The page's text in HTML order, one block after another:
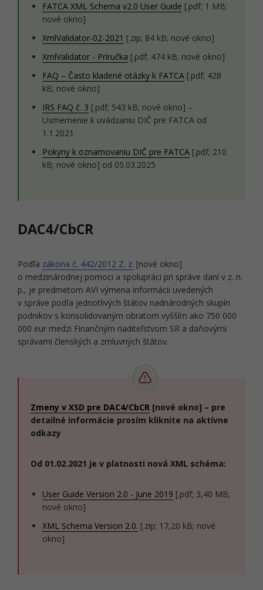
FATCA XML Schema v2.0 User Guide [.pdf; 1 MB;
nové okno]
XmlValidator-02-2021 [.zip; 84 kB; nové okno]
XmlValidator - Príručka [.pdf; 474 kB; nové okno]
FAQ – Často kladené otázky k FATCA [.pdf; 428
kB; nové okno]
IRS FAQ č. 3 [.pdf; 543 kB; nové okno] –
Usmernenie k uvádzaniu DIČ pre FATCA od
1.1.2021
Pokyny k oznamovaniu DIČ pre FATCA [.pdf; 210
kB; nové okno] od 05.03.2025
DAC4/CbCR
Podľa zákona č. 442/2012 Z. z. [nové okno]
o medzinárodnej pomoci a spolupráci pri správe daní v z. n.
p., je predmetom AVI výmena informácii uvedených
v správe podľa jednotlivých štátov nadnárodných skupín
podnikov s konsolidovaným obratom vyšším ako 750 000
000 eur medzi Finančným riaditeľstvom SR a daňovými
správami členských a zmluvných štátov.
Zmeny v XSD pre DAC4/CbCR [nové okno] – pre
detailné informácie prosím kliknite na aktívne
odkazy
Od 01.02.2021 je v platnosti nová XML schéma:
User Guide Version 2.0 - June 2019 [.pdf; 3,40 MB;
nové okno]
XML Schema Version 2.0. [.zip; 17,20 kB; nové
okno]